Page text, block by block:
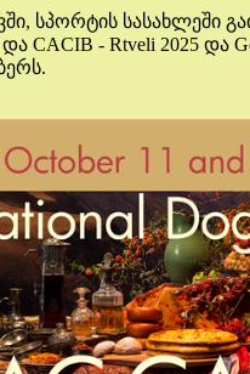
სპორტის სასახლეში
CACIB - Rtveli 2025 და